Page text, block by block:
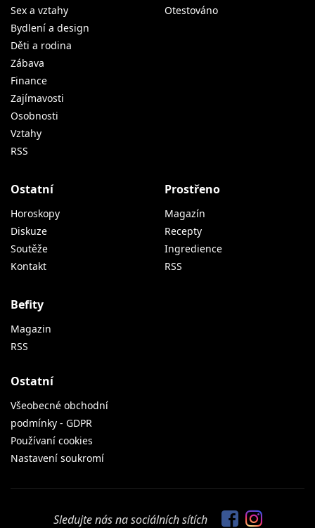
Sex a vztahy
Bydlení a design
Děti a rodina
Zábava
Finance
Zajímavosti
Osobnosti
Vztahy
RSS
Otestováno
Ostatní
Horoskopy
Diskuze
Soutěže
Kontakt
Prostřeno
Magazín
Recepty
Ingredience
RSS
Befity
Magazin
RSS
Ostatní
Všeobecné obchodní
podmínky - GDPR
Používaní cookies
Nastavení soukromí
Sledujte nás na sociálních sítích